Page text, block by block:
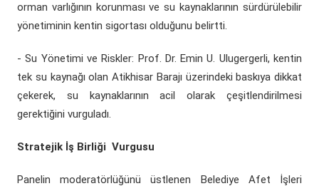
orman varlığının korunması ve su kaynaklarının sürdürülebilir
yönetiminin kentin sigortası olduğunu belirtti.
- ​Su Yönetimi ve Riskler: Prof. Dr. Emin U. Ulugergerli, kentin
tek su kaynağı olan Atikhisar Barajı üzerindeki baskıya dikkat
çekerek, su kaynaklarının acil olarak çeşitlendirilmesi
gerektiğini vurguladı.
Stratejik İş Birliği Vurgusu
Panelin moderatörlüğünü üstlenen Belediye Afet İşleri